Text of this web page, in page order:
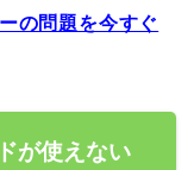
の問題を今すぐ
が使えない